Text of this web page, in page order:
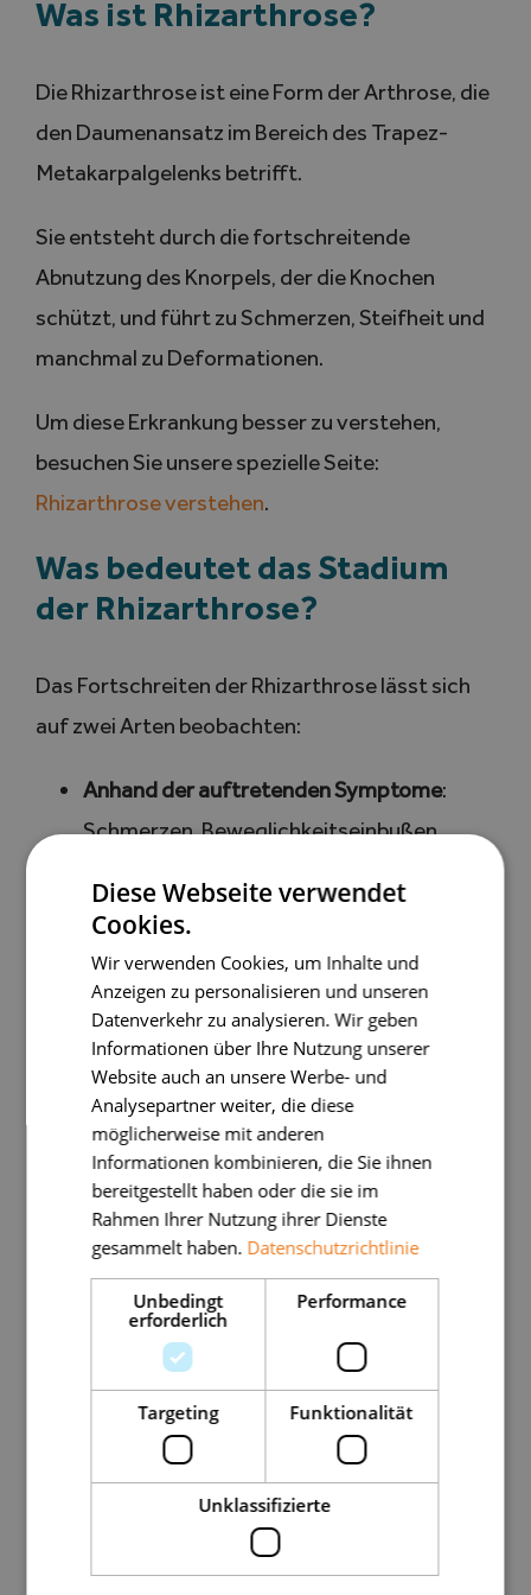
Was ist Rhizarthrose?
Die Rhizarthrose ist eine Form der Arthrose, die
den Daumenansatz im Bereich des Trapez-
Metakarpalgelenks betrifft.
Sie entsteht durch die fortschreitende
Abnutzung des Knorpels, der die Knochen
schützt, und führt zu Schmerzen, Steifheit und
manchmal zu Deformationen.
Um diese Erkrankung besser zu verstehen,
besuchen Sie unsere spezielle Seite:
Rhizarthrose verstehen.
Was bedeutet das Stadium
der Rhizarthrose?
Das Fortschreiten der Rhizarthrose lässt sich
auf zwei Arten beobachten:
Anhand der auftretenden Symptome:
Schmerzen, Beweglichkeitseinbußen,
Bewegungen.
Anhand bildgebender Verfahren
(Röntgenaufnahmen): Der Arzt kann den
Zustand des Gelenks, die Abnutzung des
Knorpels oder die Bildung kleiner
Knochenauswüchse (Osteophyten)
beobachten.
Manchmal sind die auf einem Röntgenbild
sichtbaren Anzeichen weiter fortgeschritten
als die empfundenen Symptome.
Deshalb basiert die Diagnose auf einer
Kombination aus klinischer Beobachtung und
Diese Webseite verwendet
Cookies.
Wir verwenden Cookies, um Inhalte und
Anzeigen zu personalisieren und unseren
Datenverkehr zu analysieren. Wir geben
Informationen über Ihre Nutzung unserer
Website auch an unsere Werbe- und
Analysepartner weiter, die diese
möglicherweise mit anderen
Informationen kombinieren, die Sie ihnen
bereitgestellt haben oder die sie im
Rahmen Ihrer Nutzung ihrer Dienste
gesammelt haben. Datenschutzrichtlinie
Unbedingt
erforderlich
Performance
Targeting Funktionalität
Unklassifizierte